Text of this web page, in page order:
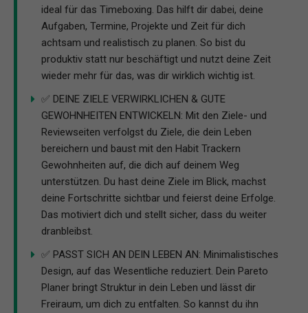
ideal für das Timeboxing. Das hilft dir dabei, deine
Aufgaben, Termine, Projekte und Zeit für dich
achtsam und realistisch zu planen. So bist du
produktiv statt nur beschäftigt und nutzt deine Zeit
wieder mehr für das, was dir wirklich wichtig ist.​
✅ DEINE ZIELE VERWIRKLICHEN & GUTE
GEWOHNHEITEN ENTWICKELN: Mit den Ziele- und
Reviewseiten verfolgst du Ziele, die dein Leben
bereichern und baust mit den Habit Trackern
Gewohnheiten auf, die dich auf deinem Weg
unterstützen. Du hast deine Ziele im Blick, machst
deine Fortschritte sichtbar und feierst deine Erfolge.
Das motiviert dich und stellt sicher, dass du weiter
dranbleibst.
✅ PASST SICH AN DEIN LEBEN AN: Minimalistisches
Design, auf das Wesentliche reduziert. Dein Pareto
Planer bringt Struktur in dein Leben und lässt dir
Freiraum, um dich zu entfalten. So kannst du ihn